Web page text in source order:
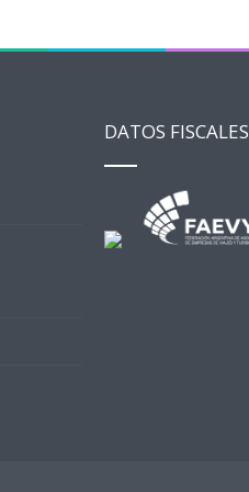
DATOS FISCALES